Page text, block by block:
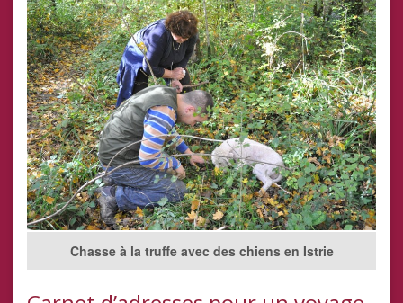
Chasse à la truffe avec des chiens en Istrie